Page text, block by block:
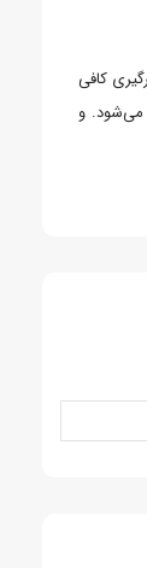
کافی
می‌شود. و